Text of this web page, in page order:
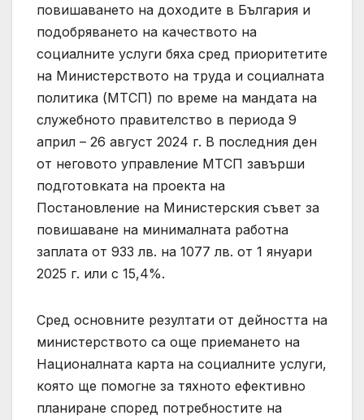
повишаването на доходите в България и
подобряването на качеството на
социалните услуги бяха сред приоритетите
на Министерството на труда и социалната
политика (МТСП) по време на мандата на
служебното правителство в периода 9
април – 26 август 2024 г. В последния ден
от неговото управление МТСП завърши
подготовката на проекта на
Постановление на Министерския съвет за
повишаване на минималната работна
заплата от 933 лв. на 1077 лв. от 1 януари
2025 г. или с 15,4%.
Сред основните резултати от дейността на
министерството са още приемането на
Националната карта на социалните услуги,
която ще помогне за тяхното ефективно
планиране според потребностите на